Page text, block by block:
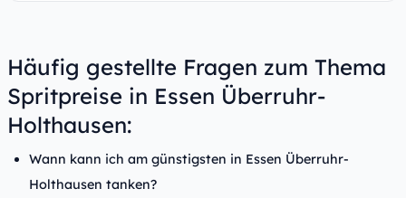
Häufig gestellte Fragen zum Thema
Spritpreise in Essen Überruhr-
Holthausen:
Wann kann ich am günstigsten in Essen Überruhr-
Holthausen tanken?